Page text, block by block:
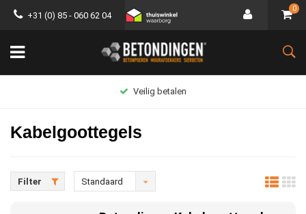
+31 (0) 85 - 060 62 04
0
Groot assortiment
Kabelgoottegels
Filter Standaard